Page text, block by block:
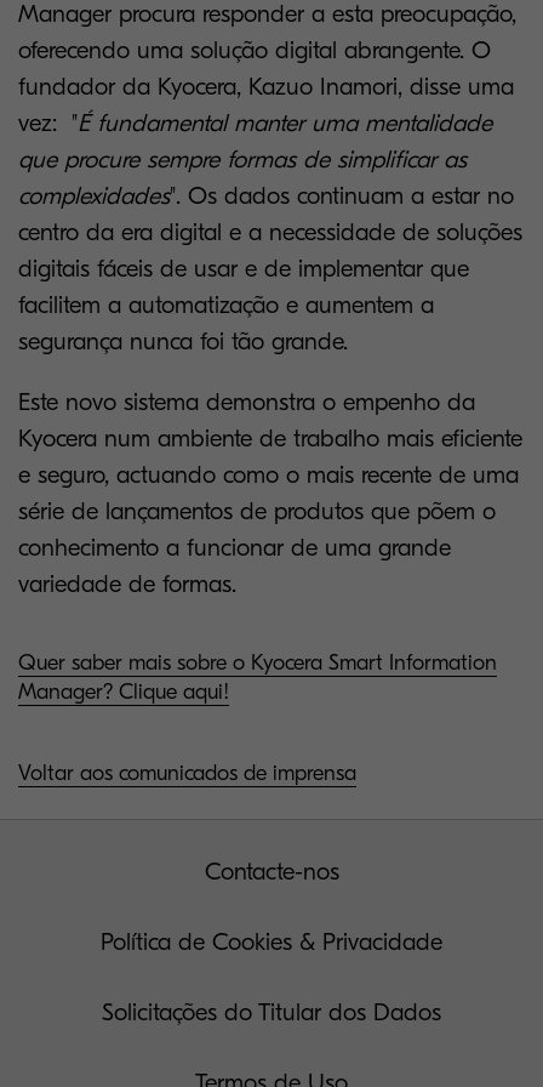
Manager procura responder a esta preocupação,
oferecendo uma solução digital abrangente. O
fundador da Kyocera, Kazuo Inamori, disse uma
vez: "É fundamental manter uma mentalidade
que procure sempre formas de simplificar as
complexidades". Os dados continuam a estar no
centro da era digital e a necessidade de soluções
digitais fáceis de usar e de implementar que
facilitem a automatização e aumentem a
segurança nunca foi tão grande.
Este novo sistema demonstra o empenho da
Kyocera num ambiente de trabalho mais eficiente
e seguro, actuando como o mais recente de uma
série de lançamentos de produtos que põem o
conhecimento a funcionar de uma grande
variedade de formas.
Quer saber mais sobre o Kyocera Smart Information
Manager? Clique aqui!
Voltar aos comunicados de imprensa
Contacte-nos
Política de Cookies & Privacidade
Solicitações do Titular dos Dados